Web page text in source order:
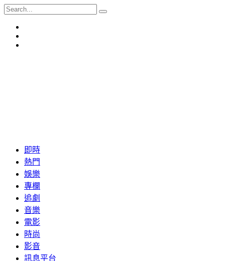
即時
熱門
娛樂
專欄
追劇
音樂
電影
時尚
影音
訊息平台